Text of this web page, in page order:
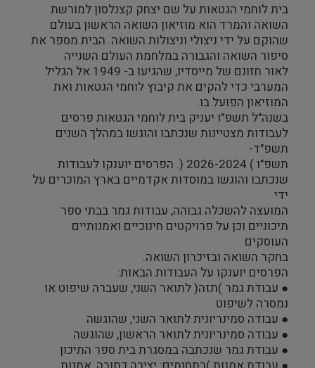
בית לוחמי הגטאות על שם יצחק קצנלסון למורשת
השואה והמרד הוא מוזיאון השואה הראשון בעולם
שהוקם על ידי ניצולי וניצולות השואה. הבית מספר את
סיפור השואה והגבורה במלחמת העולם השנייה
לאור חזונם של מייסדיו, שהגיעו ב- 1949 אל הגליל
המערבי כדי להקים את קיבוץ לוחמי הגטאות ואת
המוזיאון הפועל בו.
בשנה"ל תשפ"ו יעניק בית לוחמי הגטאות פרסים
לעבודות מצטיינות שנכתבו והוגשו במהלך השנים
תשפ"ד-
תשפ"ו ) 2026-2024 (. הפרסים יוענקו לעבודות
שנכתבו והוגשו במוסדות אקדמיים בארץ המוכרים על
ידי
המועצה להשכלה גבוהה, עבודות גמר בבתי ספר
תיכוניים וכן על פרויקטים חינוכיים ואמנותיים
העוסקים
בחקר השואה ובזיכרון השואה.
הפרסים יוענקו על העבודות הבאות:
● עבודת גמר )תזה( לתואר השני, שעברה שיפוט או
נמסרה לשיפוט
● עבודה סמינריונית לתואר השני, שהוגשה
● עבודה סמינריונית לתואר הראשון, שהוגשה
● עבודת גמר שנכתבה במסגרת בית ספר התיכון